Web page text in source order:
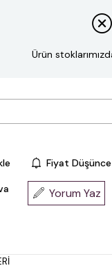
Ürün
Fiyat
Yorum Yaz